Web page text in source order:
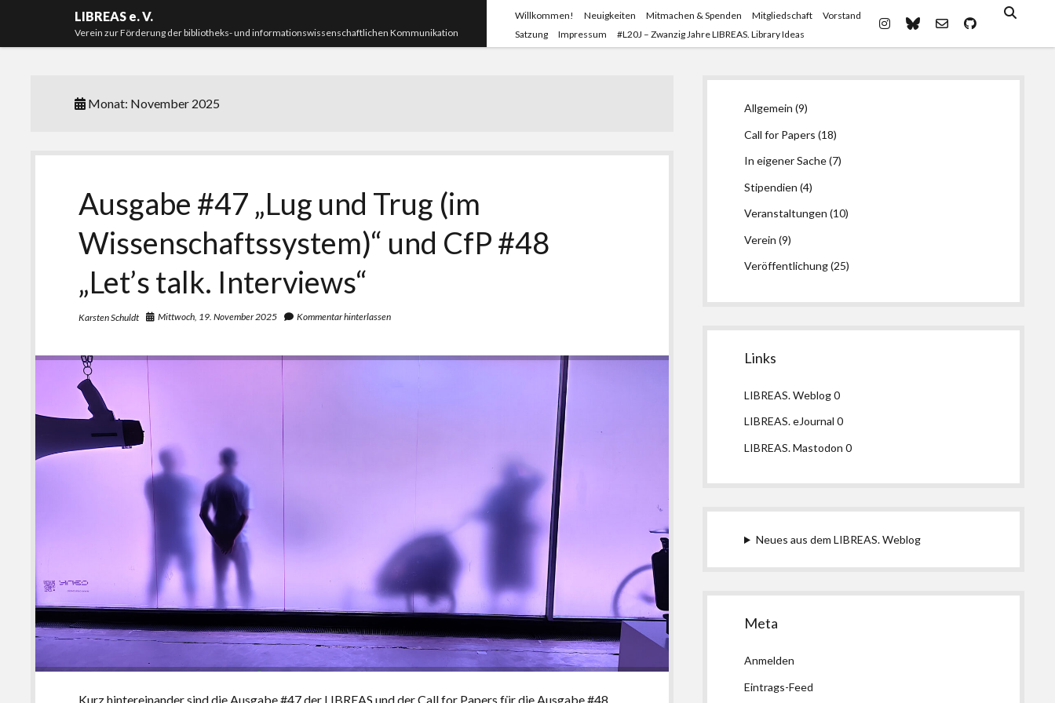
LIBREAS e. V.
Verein zur Förderung der bibliotheks- und informationswissenschaftlichen Kommunikation
Willkommen! Neuigkeiten Mitmachen & Spenden Mitgliedschaft
Vorstand
Satzung
Impressum #L20J – Zwanzig Jahre LIBREAS. Library Ideas
instagram
blueskyemail-github
Monat: November 2025
Ausgabe #47 „Lug und Trug (im
Wissenschaftssystem)“ und CfP #48
„Let’s talk. Interviews“
Karsten Schuldt Mittwoch, 19. November 2025 Kommentar hinterlassen
Kurz hintereinander sind die Ausgabe #47 der LIBREAS und der Call for Papers für die Ausgabe #48
Seitenleiste
Allgemein (9)
Call for Papers (18)
In eigener Sache(7)
Stipendien (4)
Veranstaltungen (10)
Verein (9)
Veröffentlichung(25)
Links
LIBREAS. Weblog0
LIBREAS. eJournal 0
LIBREAS. Mastodon 0
Neues aus dem LIBREAS. Weblog
Meta
Anmelden
Eintrags-Feed